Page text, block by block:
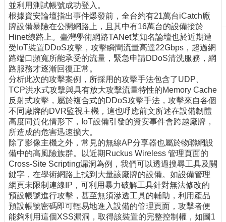
校
務
服
務
專
題
報
導
技
術
論
壇
產
業
專
欄
並利用測試帳號成功登入。
根據資安論壇指出事件爆發前，全台約有21萬台iCatch廠
牌設備暴險在公開網路上，且其中有16萬台的設備接於
Hinet線路上。臺灣學術網路TANet某知名論壇也於近期遭
受IoT裝置DDoS攻擊，攻擊瞬間流量高達22Gbps，超過網
路端口頻寬所能承受的流量，緊急申請DDoS清洗服務，網
路服務才逐漸回復正常。
分析此次的攻擊案例，所採用的攻擊手法包含了UDP、
TCP洪水式攻擊與具有放大攻擊流量特性的Memory Cache
反射式攻擊，屬於複合式的DDoS攻擊手法，攻擊來自各個
不同廠牌的DVR監視主機，這也呼應前文所述在設備韌體
高度同質化情形下，IoT設備引發的資安事件會跨越廠牌，
所造成的危害迅速擴大。
除了影像主機之外，常見的無線AP分享器也屬於物聯網設
備中的高風險族群。以近期Ruckus Wireless 管理頁面的
Cross-Site Scripting漏洞為例，我們可以透過搜尋工具及關
鍵字，在學術網路上找到大量該廠牌的設備。如設備管理
網頁未限制連線IP，可利用暴力破解工具針對無法修改的
預設帳號進行攻擊，甚至無須滲透工具的輔助，利用產品
預設帳號密碼即可輕易地進入設備的管理頁面，攻擊者便
能夠利用這個XSS漏洞，取得該裝置的完整控制權，如圖1